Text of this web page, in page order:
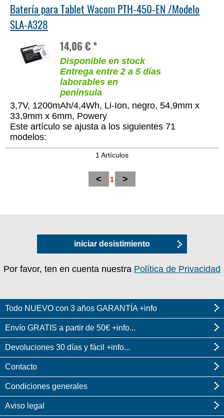
Batería para Tablet Wacom PTH-450-EN /Modelo
SLA-A328
14,06 € *
Disponible en stock
Entrega entre 2 a 5 días
laborables en
península
3,7V, 1200mAh/4,4Wh, Li-Ion, negro, 54,9mm x
33,9mm x 6mm, Powery
Este artículo se ajusta a los siguientes 71
modelos:
1 Artículos
< 1 >
iniciar desistimiento
Por favor, ten en cuenta nuestra Política de Privacidad
Todo NUEVO con 3 años GARANTÍA +info
Envío GRATIS a partir de 50€ +info...
Devoluciones 30 días y fácil +info...
Contacto
Condiciones generales
Aviso legal